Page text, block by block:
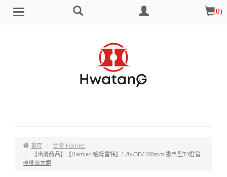
選
搜
會
員
中
購
物
車
(0)
首頁
台灣 Hamlet
【出清商品】【Hamlet 哈姆雷特】1.8x/3D/100mm 書桌型T4燈管
檯燈放大鏡